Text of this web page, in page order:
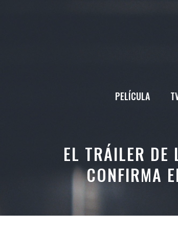
PELÍCULA
EL TRÁILER DE
CONFIRMA